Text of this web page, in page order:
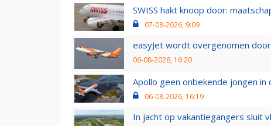
SWISS hakt knoop door:
07-08-2026, 9:09
easyJet wordt overgenomen
06-08-2026, 16:20
Apollo geen onbekende jongen in
06-08-2026, 16:19
In jacht op vakantiegangers sluit